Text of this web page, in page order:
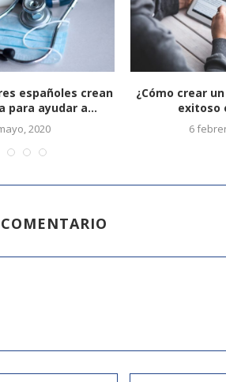
españoles crean
para ayudar a...
2020
¿Cómo crear
exitoso
6